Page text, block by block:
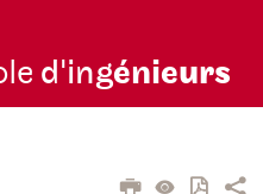
d'ingénieurs